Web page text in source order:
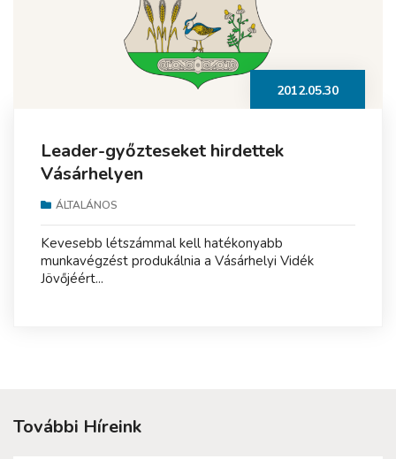
2012.05.30
Leader-győzteseket hirdettek
Vásárhelyen
ÁLTALÁNOS
Kevesebb létszámmal kell hatékonyabb
munkavégzést produkálnia a Vásárhelyi Vidék
Jövőjéért...
További Híreink